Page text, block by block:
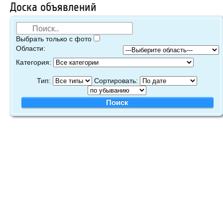
Доска объявлений
Выбрать только с фото
Области:
Категория:
Тип: Сортировать: